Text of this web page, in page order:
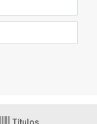
Títulos